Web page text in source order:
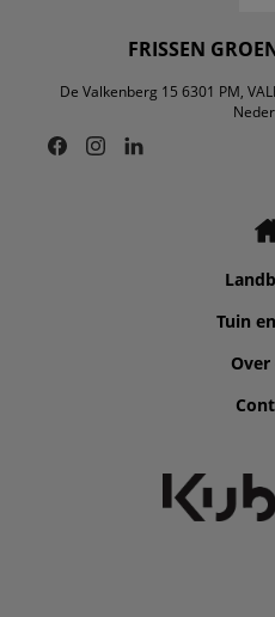
FRISSEN
De Valkenberg 15 6301 PM,
Tuin